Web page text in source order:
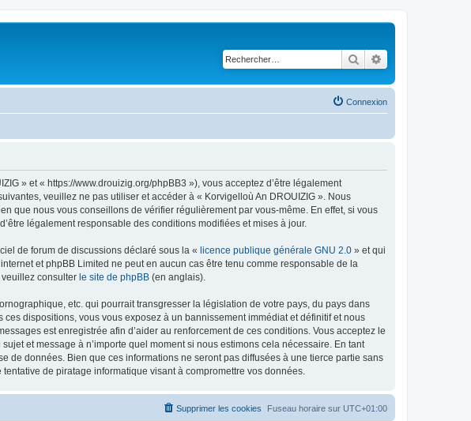
Rechercher
Connexion
» et « https://www.drouizig.org/phpBB3 »), vous acceptez d’être légalement
veuillez ne pas utiliser et accéder à « Korvigelloù An DROUIZIG ». Nous
que nous vous conseillons de vérifier régulièrement par vous-même. En effet, si vous
légalement responsable des conditions modifiées et mises à jour.
de forum de discussions déclaré sous la « licence publique générale GNU 2.0 » et qui
et phpBB Limited ne peut en aucun cas être tenu comme responsable de la
veuillez consulter le site de phpBB (en anglais).
etc. qui pourrait transgresser la législation de votre pays, du pays dans
dispositions, vous vous exposez à un bannissement immédiat et définitif et nous
est enregistrée afin d’aider au renforcement de ces conditions. Vous acceptez le
et message à n’importe quel moment si nous estimons cela nécessaire. En tant
de données. Bien que ces informations ne seront pas diffusées à une tierce partie sans
de piratage informatique visant à compromettre vos données.
Fuseau horaire sur UTC+01:00
Supprimer les cookies